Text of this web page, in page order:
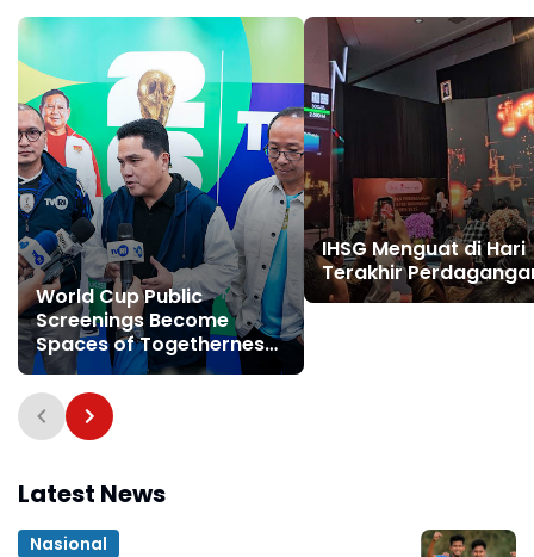
World Cup Public
Screenings Become
Spaces of Togetherness
and Drivers of Local
Economies
IHSG Menguat di Hari
Terakhir
Latest News
Nasional